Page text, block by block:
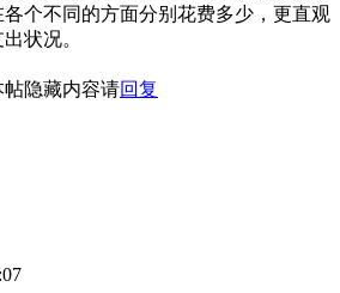
个不同的方面分别花费多少，更直观
状况。
隐藏内容请回复